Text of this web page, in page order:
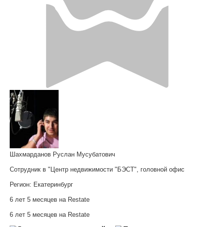
Шахмарданов Руслан Мусубатович
Сотрудник в "Центр недвижимости "БЭСТ", головной офис
Регион: Екатеринбург
6 лет 5 месяцев на Restate
6 лет 5 месяцев на Restate